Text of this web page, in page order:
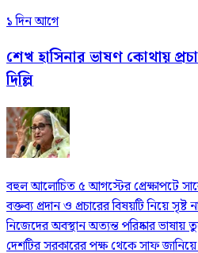
১ দিন আগে
শেখ হাসিনার ভাষণ কোথায়
দিল্লি
বহুল আলোচিত ৫ আগস্টের প্রেক্ষাপটে
বক্তব্য প্রদান ও প্রচারের বিষয়টি নিয়ে
নিজেদের অবস্থান অত্যন্ত পরিষ্কার ভাষায়
দেশটির সরকারের পক্ষ থেকে সাফ